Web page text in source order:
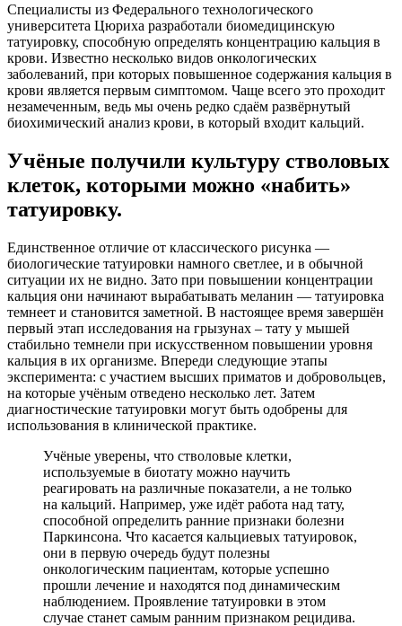
Специалисты из Федерального технологического
университета Цюриха разработали биомедицинскую
татуировку, способную определять концентрацию кальция в
крови. Известно несколько видов онкологических
заболеваний, при которых повышенное содержания кальция в
крови является первым симптомом. Чаще всего это проходит
незамеченным, ведь мы очень редко сдаём развёрнутый
биохимический анализ крови, в который входит кальций.
Учёные получили культуру стволовых
клеток, которыми можно «набить»
татуировку.
Единственное отличие от классического рисунка —
биологические татуировки намного светлее, и в обычной
ситуации их не видно. Зато при повышении концентрации
кальция они начинают вырабатывать меланин — татуировка
темнеет и становится заметной. В настоящее время завершён
первый этап исследования на грызунах – тату у мышей
стабильно темнели при искусственном повышении уровня
кальция в их организме. Впереди следующие этапы
эксперимента: с участием высших приматов и добровольцев,
на которые учёным отведено несколько лет. Затем
диагностические татуировки могут быть одобрены для
использования в клинической практике.
Учёные уверены, что стволовые клетки,
используемые в биотату можно научить
реагировать на различные показатели, а не только
на кальций. Например, уже идёт работа над тату,
способной определить ранние признаки болезни
Паркинсона. Что касается кальциевых татуировок,
они в первую очередь будут полезны
онкологическим пациентам, которые успешно
прошли лечение и находятся под динамическим
наблюдением. Проявление татуировки в этом
случае станет самым ранним признаком рецидива.